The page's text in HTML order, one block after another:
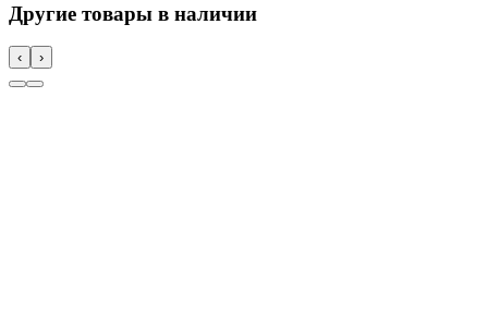
Другие товары в наличии
‹ ›